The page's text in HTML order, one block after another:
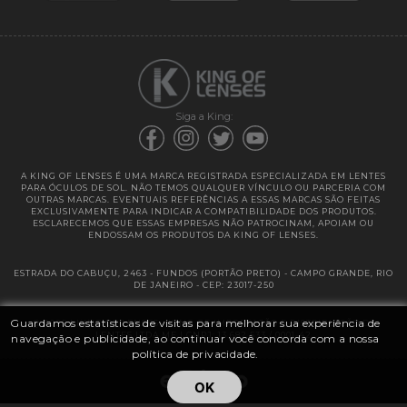
Guardamos estatísticas de visitas para melhorar sua experiência de
navegação e publicidade, ao continuar você concorda com a nossa
política de privacidade.
OK
Siga a King:
A KING OF LENSES É UMA MARCA REGISTRADA ESPECIALIZADA EM LENTES
PARA ÓCULOS DE SOL. NÃO TEMOS QUALQUER VÍNCULO OU PARCERIA COM
OUTRAS MARCAS. EVENTUAIS REFERÊNCIAS A ESSAS MARCAS SÃO FEITAS
EXCLUSIVAMENTE PARA INDICAR A COMPATIBILIDADE DOS PRODUTOS.
ESCLARECEMOS QUE ESSAS EMPRESAS NÃO PATROCINAM, APOIAM OU
ENDOSSAM OS PRODUTOS DA KING OF LENSES.
ESTRADA DO CABUÇU, 2463 - FUNDOS (PORTÃO PRETO) - CAMPO GRANDE, RIO
DE JANEIRO - CEP: 23017-250
@ 2025 | KING OF LENSES - KING OF IMPORTAÇÃO E DISTRIBUIÇÃO DE
LENTES LTDA ME | CNPJ: 13.682.533 / 0001-42